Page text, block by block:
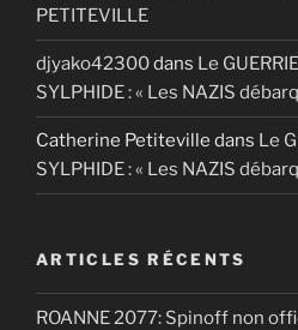
PETITEVILLE
djyako42300dans Le
SYLPHIDE : « Les NAZIS
Catherine Petiteville dans Le
SYLPHIDE : « Les NAZIS
ARTICLES RÉCENTS
ROANNE 2077: Spinoff non